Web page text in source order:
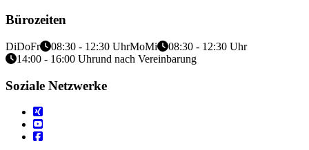
Bürozeiten
DiDoFr 08:30 - 12:30 UhrMoMi
08:30 - 12:30 Uhr
14:00 - 16:00 Uhrund nach Vereinbarung
Soziale Netzwerke